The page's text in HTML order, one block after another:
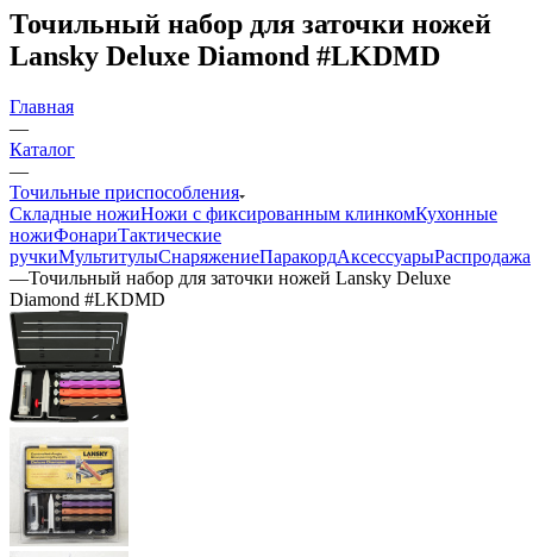
Точильный набор для заточки ножей
Lansky Deluxe Diamond #LKDMD
Главная
—
Каталог
—
Точильные приспособления
Складные ножиНожи с фиксированным клинкомКухонные
ножиФонариТактические
ручкиМультитулыСнаряжениеПаракордАксессуарыРаспродажа
—Точильный набор для заточки ножей Lansky Deluxe
Diamond #LKDMD